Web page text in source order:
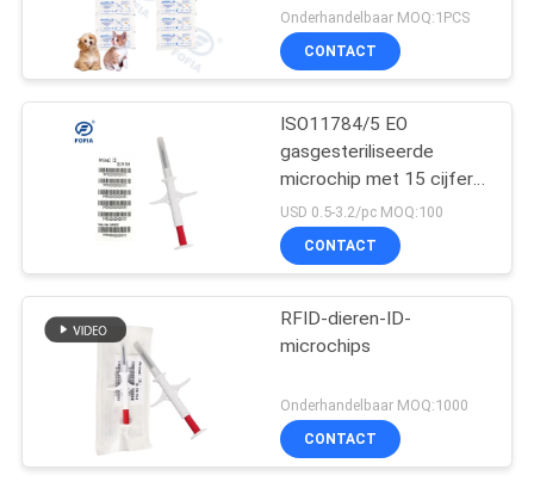
Microchips lezen onder
Huid IP67
Onderhandelbaar MOQ:1PCS
CONTACT
ISO11784/5 EO
gasgesteriliseerde
microchip met 15 cijfers
als dier-ID-nummer
USD 0.5-3.2/pc MOQ:100
CONTACT
RFID-dieren-ID-
microchips
Onderhandelbaar MOQ:1000
CONTACT